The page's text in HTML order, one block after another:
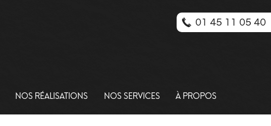
NOS RÉALISATIONS NOS SERVICES À PROPOS
01 45 11 05 40